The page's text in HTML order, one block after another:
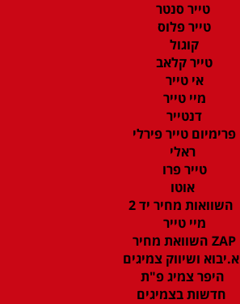
טייר סנטר
טייר פלוס
קוגול
טייר קלאב
אי טייר
מיי טייר
דנטייר
פרימיום טייר פירלי
ראלי
טייר פרו
אוטו
השוואות מחיר יד 2
מיי טייר
ZAP השוואת מחיר
א.יבוא ושיווק צמיגים
היפר צמיג פ"ת
חדשות בצמיגים